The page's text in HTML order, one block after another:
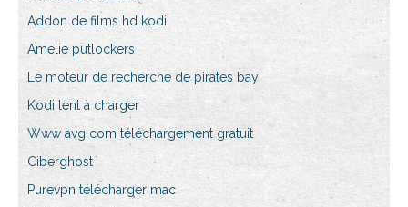
Addon de films hd kodi
Amelie putlockers
Le moteur de recherche de pirates bay
Kodi lent à charger
Www avg com téléchargement gratuit
Ciberghost
Purevpn télécharger mac